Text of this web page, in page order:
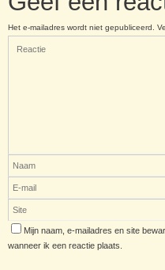
Het e-mailadres wordt niet gepubliceerd.
Mijn naam, e-mailadres en site
wanneer ik een reactie plaats.